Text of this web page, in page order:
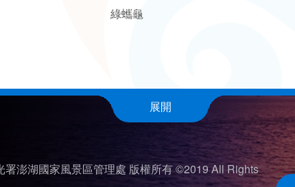
綠蠵龜
展開
署澎湖國家風景區管理處 版權所有 ©2019 All Rights